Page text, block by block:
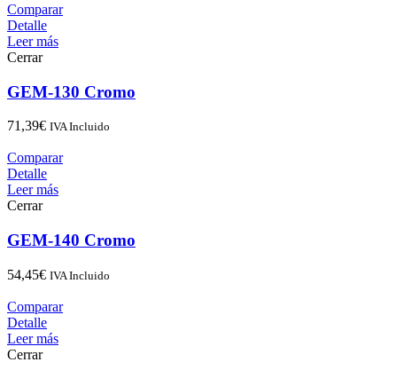
Comparar
Detalle
Leer más
Cerrar
GEM-130 Cromo
71,39€ IVA Incluido
Comparar
Detalle
Leer más
Cerrar
GEM-140 Cromo
54,45€ IVA Incluido
Comparar
Detalle
Leer más
Cerrar